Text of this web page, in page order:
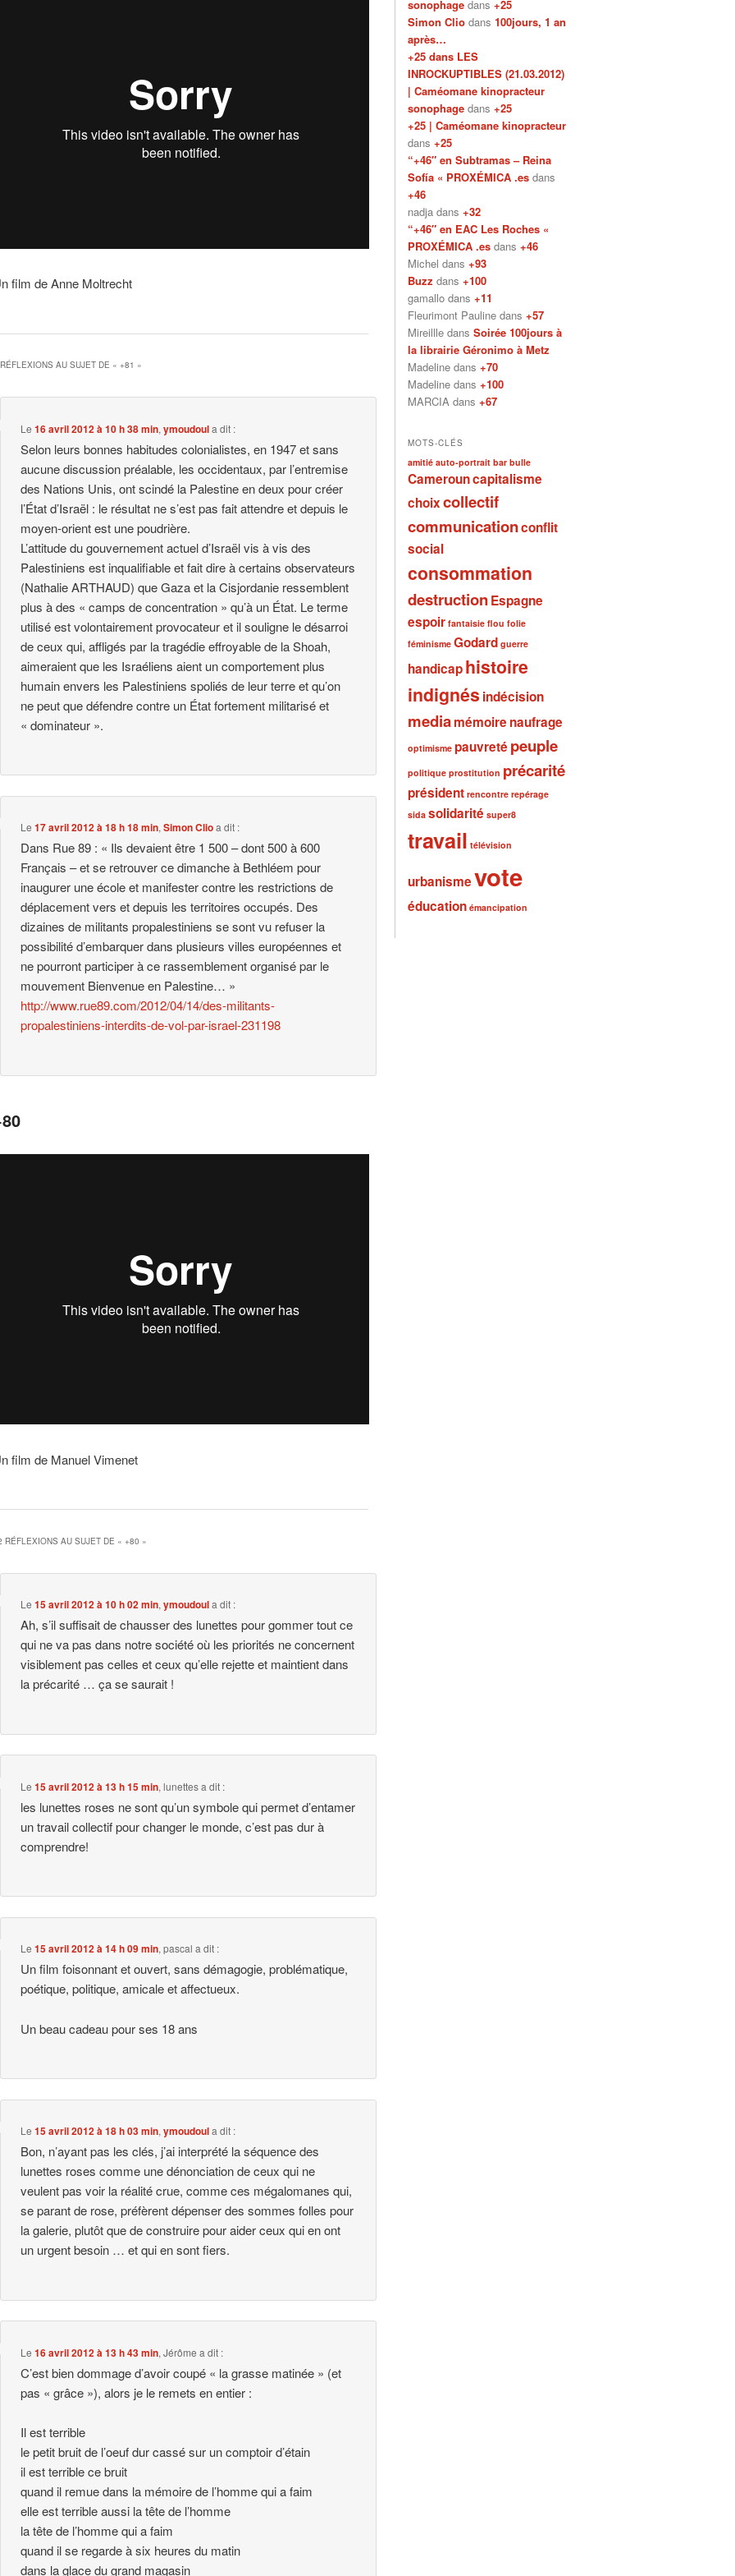
film de Anne Moltrecht
AU SUJET DE « +81 »
Le16 avril 2012 à 10 h 38 min,ymoudoula dit :
Selon leurs bonnes habitudes colonialistes, en 1947 et sans
aucune discussion préalable, les occidentaux, par l’entremise
des Nations Unis, ont scindé la Palestine en deux pour créer
l’État d’Israël : le résultat ne s’est pas fait attendre et depuis le
moyen-orient est une poudrière.
L’attitude du gouvernement actuel d’Israël vis à vis des
Palestiniens est inqualifiable et fait dire à certains observateurs
(Nathalie ARTHAUD) que Gaza et la Cisjordanie ressemblent
plus à des « camps de concentration » qu’à un État. Le terme
utilisé est volontairement provocateur et il souligne le désarroi
de ceux qui, affligés par la tragédie effroyable de la Shoah,
aimeraient que les Israéliens aient un comportement plus
humain envers les Palestiniens spoliés de leur terre et qu’on
ne peut que défendre contre un État fortement militarisé et
« dominateur ».
Le17 avril 2012 à 18 h 18 min,Simon Clioa dit :
Dans Rue 89 : « Ils devaient être 1 500 – dont 500 à 600
Français – et se retrouver ce dimanche à Bethléem pour
inaugurer une école et manifester contre les restrictions de
déplacement vers et depuis les territoires occupés. Des
dizaines de militants propalestiniens se sont vu refuser la
possibilité d’embarquer dans plusieurs villes européennes et
ne pourront participer à ce rassemblement organisé par le
mouvement Bienvenue en Palestine… »
http://www.rue89.com/2012/04/14/des-militants-
propalestiniens-interdits-de-vol-par-israel-231198
film de Manuel Vimenet
RÉFLEXIONS AU SUJET DE « +80 »
Le15 avril 2012 à 10 h 02 min,ymoudoula dit :
Ah, s’il suffisait de chausser des lunettes pour gommer tout ce
qui ne va pas dans notre société où les priorités ne concernent
visiblement pas celles et ceux qu’elle rejette et maintient dans
la précarité … ça se saurait !
Le15 avril 2012 à 13 h 15 min,lunettesa dit :
les lunettes roses ne sont qu’un symbole qui permet d’entamer
un travail collectif pour changer le monde, c’est pas dur à
comprendre!
Le15 avril 2012 à 14 h 09 min,pascal a dit :
Un film foisonnant et ouvert, sans démagogie, problématique,
poétique, politique, amicale et affectueux.
Un beau cadeau pour ses 18 ans
Le15 avril 2012 à 18 h 03 min,ymoudoula dit :
Bon, n’ayant pas les clés, j’ai interprété la séquence des
lunettes roses comme une dénonciation de ceux qui ne
veulent pas voir la réalité crue, comme ces mégalomanes qui,
se parant de rose, préfèrent dépenser des sommes folles pour
la galerie, plutôt que de construire pour aider ceux qui en ont
un urgent besoin … et qui en sont fiers.
Le16 avril 2012 à 13 h 43 min,Jérôme a dit :
C’est bien dommage d’avoir coupé « la grasse matinée » (et
pas « grâce »), alors je le remets en entier :
Il est terrible
le petit bruit de l’oeuf dur cassé sur un comptoir d’étain
il est terrible ce bruit
quand il remue dans la mémoire de l’homme qui a faim
elle est terrible aussi la tête de l’homme
la tête de l’homme qui a faim
quand il se regarde à six heures du matin
dans la glace du grand magasin
sonophagedans +25
Simon Cliodans 100jours, 1 an
après…
+25 dans LES
INROCKUPTIBLES (21.03.2012)
| Caméomane kinopracteur
sonophagedans +25
+25 | Caméomane kinopracteur
dans +25
“+46″ en Subtramas – Reina
Sofía « PROXÉMICA .esdans
+46
nadja dans +32
“+46″ en EAC Les Roches «
PROXÉMICA .esdans +46
Michel dans +93
Buzz dans +100
gamallo dans +11
Fleurimont Pauline dans +57
Mireillle dans Soirée 100jours à
la librairie Géronimo à Metz
Madeline dans +70
Madeline dans +100
MARCIA dans +67
MOTS-CLÉS
amitié auto-portrait bar bulle
Camerouncapitalisme
choixcollectif
communicationconflit
social
consommation
destructionEspagne
espoir fantaisie flou folie
féminisme Godard guerre
handicaphistoire
indignés indécision
mediamémoire naufrage
optimisme pauvreté peuple
politique prostitution précarité
président rencontre repérage
sida solidarité super8
travail télévision
urbanismevote
éducation émancipation